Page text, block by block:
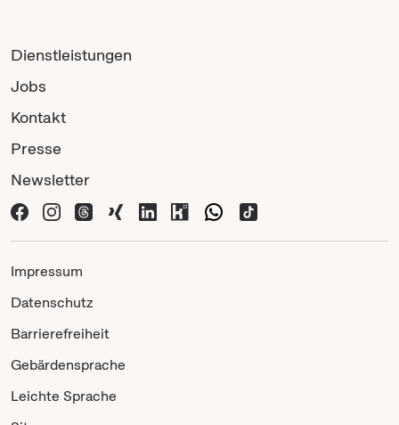
Dienstleistungen
Jobs
Kontakt
Presse
Newsletter
Impressum
Datenschutz
Barrierefreiheit
Gebärdensprache
Leichte Sprache